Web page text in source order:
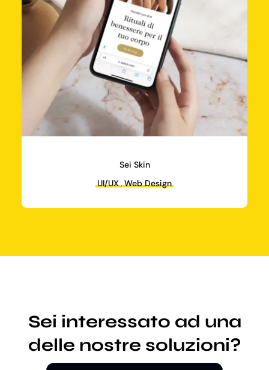
Sei Skin
UI/UX,Web Design
Sei interessato ad una
delle nostre soluzioni?